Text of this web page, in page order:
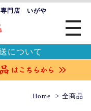
門店 いがや
について
Home 全商品